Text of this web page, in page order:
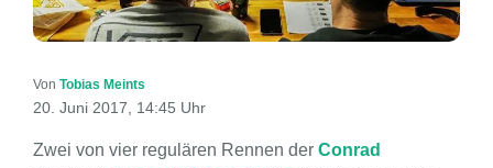
Von Tobias Meints
20. Juni 2017, 14:45 Uhr
Zwei von vier regulären Rennen der Conrad